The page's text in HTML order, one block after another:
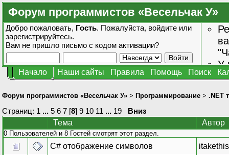
Форум программистов «Весельчак У»
Добро пожаловать, Гость. Пожалуйста, войдите или
зарегистрируйтесь.
Вам не пришло письмо с кодом активации?
У
Начало Наши сайты Правила Помощь Поиск
Форум программистов «Весельчак У» > Программирование > .NET
Страниц: 1 ... 5 6 7 [8] 9 10 11 ... 19
Вниз
Тема
Автор
0 Пользователей и 8 Гостей смотрят этот раздел.
C# отображение символов